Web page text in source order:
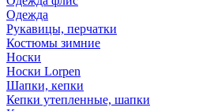
Одежда
Рукавицы, перчатки
Костюмы зимние
Носки
Носки Lorpen
Шапки, кепки
Кепки утепленные, шапки